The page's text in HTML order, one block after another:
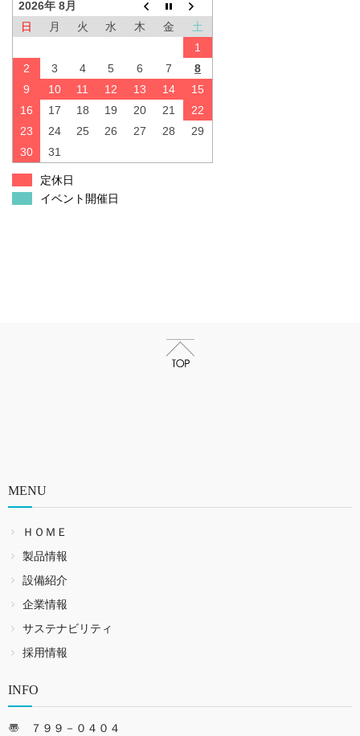
2026年 8月
日
月 火 水 木 金
土
1
2
3 4 5 6 7
8
9
10 11 12 13 14
15
16
17 18 19 20 21
22
23
24 25 26 27 28
29
30
31
定休日
イベント開催日
MENU
ＨＯＭＥ
製品情報
設備紹介
企業情報
サステナビリティ
採用情報
INFO
〠 ７９９－０４０４